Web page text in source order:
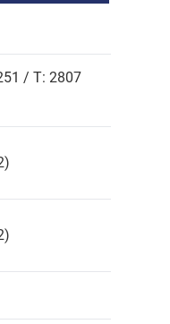
/ T: 2807